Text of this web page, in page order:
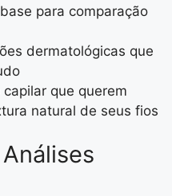
para comparação
dermatológicas que
que querem
natural de seus fios